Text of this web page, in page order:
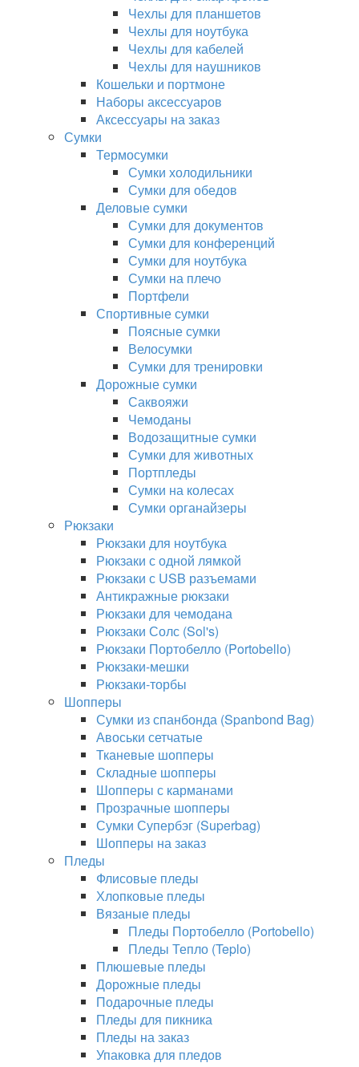
Чехлы для планшетов
Чехлы для ноутбука
Чехлы для кабелей
Чехлы для наушников
Кошельки и портмоне
Наборы аксессуаров
Аксессуары на заказ
Сумки
Термосумки
Сумки холодильники
Сумки для обедов
Деловые сумки
Сумки для документов
Сумки для конференций
Сумки для ноутбука
Сумки на плечо
Портфели
Спортивные сумки
Поясные сумки
Велосумки
Сумки для тренировки
Дорожные сумки
Саквояжи
Чемоданы
Водозащитные сумки
Сумки для животных
Портпледы
Сумки на колесах
Сумки органайзеры
Рюкзаки
Рюкзаки для ноутбука
Рюкзаки с одной лямкой
Рюкзаки с USB разъемами
Антикражные рюкзаки
Рюкзаки для чемодана
Рюкзаки Солс (Sol's)
Рюкзаки Портобелло (Portobello)
Рюкзаки-мешки
Рюкзаки-торбы
Шопперы
Сумки из спанбонда (Spanbond Bag)
Авоськи сетчатые
Тканевые шопперы
Складные шопперы
Шопперы с карманами
Прозрачные шопперы
Сумки Супербэг (Superbag)
Шопперы на заказ
Пледы
Флисовые пледы
Хлопковые пледы
Вязаные пледы
Пледы Портобелло (Portobello)
Пледы Тепло (Teplo)
Плюшевые пледы
Дорожные пледы
Подарочные пледы
Пледы для пикника
Пледы на заказ
Упаковка для пледов